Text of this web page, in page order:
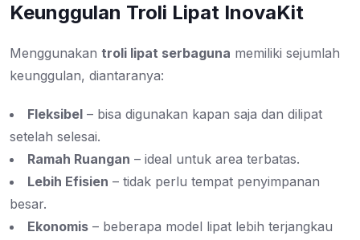
Keunggulan Troli Lipat InovaKit
Menggunakan troli lipat serbaguna memiliki sejumlah
keunggulan, diantaranya:
Fleksibel – bisa digunakan kapan saja dan dilipat
setelah selesai.
Ramah Ruangan – ideal untuk area terbatas.
Lebih Efisien – tidak perlu tempat penyimpanan
besar.
Ekonomis – beberapa model lipat lebih terjangkau